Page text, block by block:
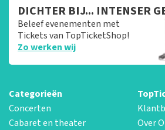
DICHTER BIJ... INTENSER
Beleef evenementen met
Tickets van TopTicketShop!
Zo werken wij
Categorieën
Concerten
Cabaret en theater
Over